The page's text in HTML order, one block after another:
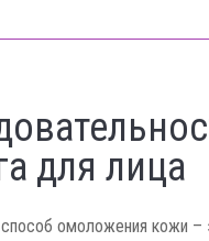
для лица
способ омоложения кожи